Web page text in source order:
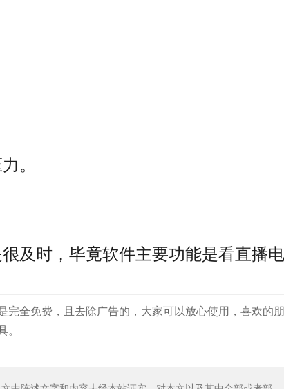
。
及时，毕竟软件主要功能是看直播电
全免费，且去除广告的，大家可以放心使用，喜欢的朋
。